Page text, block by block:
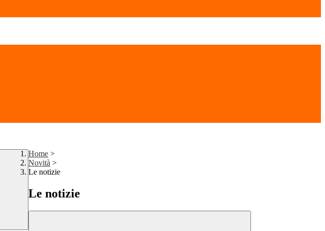
Home >
Novità >
Le notizie
Le notizie